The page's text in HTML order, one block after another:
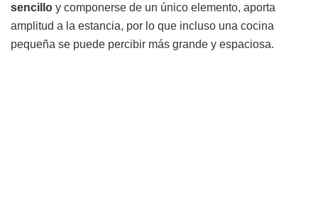
sencillo y componerse de un único elemento, aporta
amplitud a la estancia, por lo que incluso una cocina
pequeña se puede percibir más grande y espaciosa.